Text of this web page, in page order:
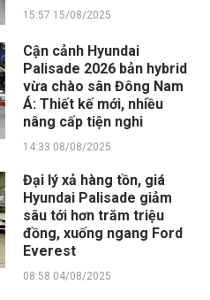
15:57 15/08/2025
Cận cảnh Hyundai
Palisade 2026 bản hybrid
vừa chào sân Đông Nam
Á: Thiết kế mới, nhiều
nâng cấp tiện nghi
14:33 08/08/2025
Đại lý xả hàng tồn, giá
Hyundai Palisade giảm
sâu tới hơn trăm triệu
đồng, xuống ngang Ford
Everest
08:58 04/08/2025